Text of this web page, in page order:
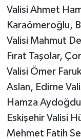
Valisi Ahmet
Karaömeroğlu,
Valisi Mahmut
Fırat Taşolar,
Valisi Ömer
Aslan, Edirne
Hamza
Eskişehir Valisi
Mehmet Fatih